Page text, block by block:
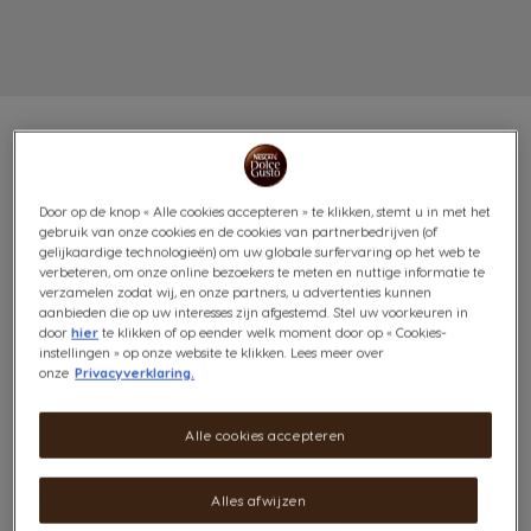
VOORDEELVERPAKKING
FLAT WHITE 3X16 CAPSULES
Fluweel & Zacht
Prijs per kg: €28,79 / kg, incl btw
Ontdek Flat White, een soepele creatie afkomstig uit
Door op de knop « Alle cookies accepteren » te klikken, stemt u in met het
gebruik van onze cookies en de cookies van partnerbedrijven (of
gelijkaardige technologieën) om uw globale surfervaring op het web te
verbeteren, om onze online bezoekers te meten en nuttige informatie te
verzamelen zodat wij, en onze partners, u advertenties kunnen
aanbieden die op uw interesses zijn afgestemd. Stel uw voorkeuren in
doorhier te klikken of op eender welk moment door op « Cookies-
instellingen » op onze website te klikken. Lees meer over
onze Privacyverklaring.
Alles afwijzen
Alle cookies accepteren